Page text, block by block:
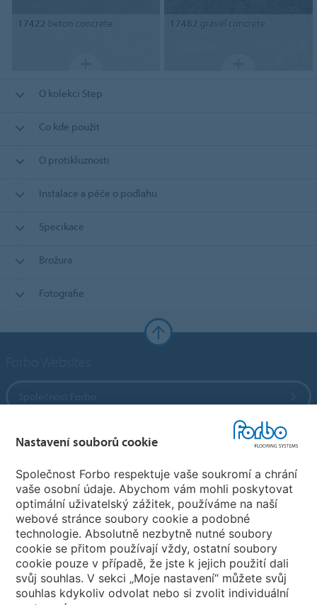
17422 beton concrete 17482 gravel concrete
O kolekci Step
Co kde použít
O protikluznosti
Instalace a péče o podlahu
Specikace
Brožura
Fotografie
Forbo Flooring Systems
Forbo Movement Systems
Pobočky
Vyberte svou zemi
Nastavení souborů cookie
Společnost Forbo respektuje vaše soukromí a chrání
vaše osobní údaje. Abychom vám mohli poskytovat
optimální uživatelský zážitek, používáme na naší
webové stránce soubory cookie a podobné
technologie. Absolutně nezbytně nutné soubory
cookie se přitom používají vždy, ostatní soubory
cookie pouze v případě, že jste k jejich použití dali
svůj souhlas. V sekci „Moje nastavení“ můžete svůj
souhlas kdykoliv odvolat nebo si zvolit individuální